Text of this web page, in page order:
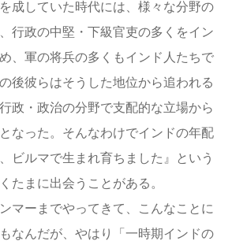
成していた時代には、様々な分野の
行政の中堅・下級官吏の多くをイン
、軍の将兵の多くもインド人たちで
後彼らはそうした地位から追われる
政・政治の分野で支配的な立場から
なった。そんなわけでインドの年配
ビルマで生まれ育ちました』という
たまに出会うことがある。
マーまでやってきて、こんなことに
なんだが、やはり「一時期インドの